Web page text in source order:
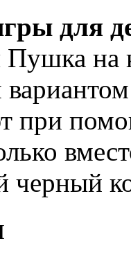
для
на
при
черный